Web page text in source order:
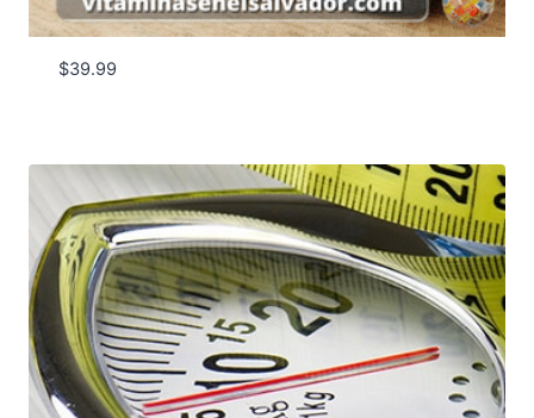
$39.99